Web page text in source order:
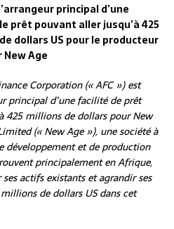
principal d’une
prêt pouvant aller jusqu’à 425
dollars US pour le producteur
Age
Corporation (« AFC ») est
principal d’une facilité de prêt
425 millions de dollars pour New
(« New Age »), une société à
développement et de production
principalement en Afrique,
actifs existants et agrandir ses
de dollars US dans cet